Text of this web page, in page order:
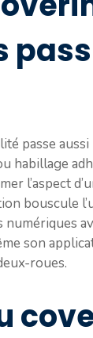
passe
habillage
l’aspect
bouscule
son
roues.